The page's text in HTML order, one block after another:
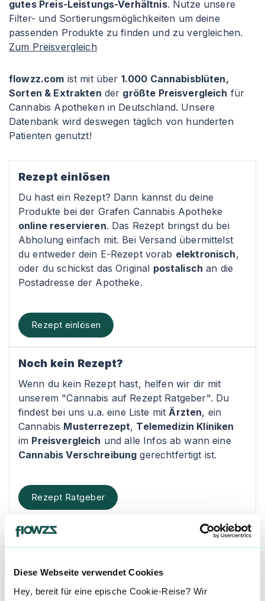
Diese Webseite verwendet Cookies
Hey, bereit für eine epische Cookie-Reise? Wir
gutes Preis-Leistungs-Verhältnis. Nutze unsere
Filter- und Sortierungsmöglichkeiten um deine
passenden Produkte zu finden und zu vergleichen.
Zum Preisvergleich
flowzz.com ist mit über 1.000 Cannabisblüten,
Sorten & Extrakten der größte Preisvergleich für
Cannabis Apotheken in Deutschland. Unsere
Datenbank wird deswegen täglich von hunderten
Patienten genutzt!
Rezept einlösen
Du hast ein Rezept? Dann kannst du deine
Produkte bei der Grafen Cannabis Apotheke
online reservieren. Das Rezept bringst du bei
Abholung einfach mit. Bei Versand übermittelst
du entweder dein E-Rezept vorab elektronisch,
oder du schickst das Original postalisch an die
Postadresse der Apotheke.
Rezept einlösen
Noch kein Rezept?
Wenn du kein Rezept hast, helfen wir dir mit
unserem "Cannabis auf Rezept Ratgeber". Du
findest bei uns u.a. eine Liste mitÄrzten, ein
Cannabis Musterrezept, Telemedizin Kliniken
im Preisvergleich und alle Infos ab wann eine
Cannabis Verschreibung gerechtfertigt ist.
Rezept Ratgeber
Kontakt